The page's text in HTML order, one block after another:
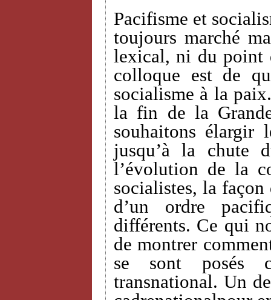
Pacifisme et
toujours marché
lexical, ni du point
colloque est de
socialisme à la
la fin de la
souhaitons élargir
jusqu’à la chute
l’évolution de la
socialistes, la
d’un ordre
différents. Ce qui
de montrer
se sont posés
transnational. Un